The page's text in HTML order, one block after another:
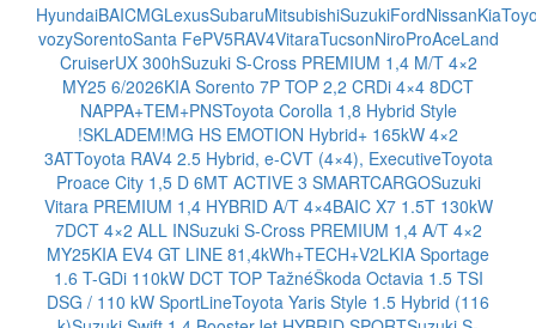
HyundaiBAICMGLexusSubaruMitsubishiSuzukiFordNissanKia
vozySorentoSanta FePV5RAV4VitaraTucsonNiroProAceLand
CruiserUX 300hSuzuki S-Cross PREMIUM 1,4 M/T 4×2
MY25 6/2026KIA Sorento 7P TOP 2,2 CRDi 4×4 8DCT
NAPPA+TEM+PNSToyota Corolla 1,8 Hybrid Style
!SKLADEM!MG HS EMOTION Hybrid+ 165kW 4×2
3ATToyota RAV4 2.5 Hybrid, e-CVT (4×4), ExecutiveToyota
Proace City 1,5 D 6MT ACTIVE 3 SMARTCARGOSuzuki
Vitara PREMIUM 1,4 HYBRID A/T 4×4BAIC X7 1.5T 130kW
7DCT 4×2 ALL INSuzuki S-Cross PREMIUM 1,4 A/T 4×2
MY25KIA EV4 GT LINE 81,4kWh+TECH+V2LKIA Sportage
1.6 T-GDi 110kW DCT TOP TažnéŠkoda Octavia 1.5 TSI
DSG / 110 kW SportLineToyota Yaris Style 1.5 Hybrid (116